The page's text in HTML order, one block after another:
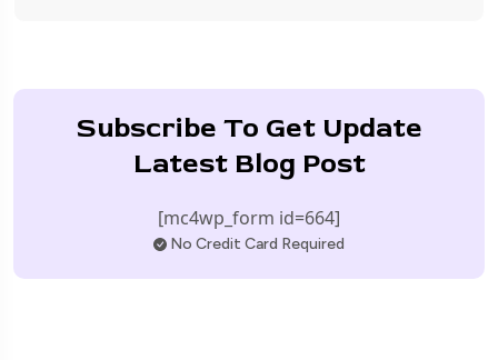
Subscribe To Get Update
Latest Blog Post
[mc4wp_form id=664]
No Credit Card Required